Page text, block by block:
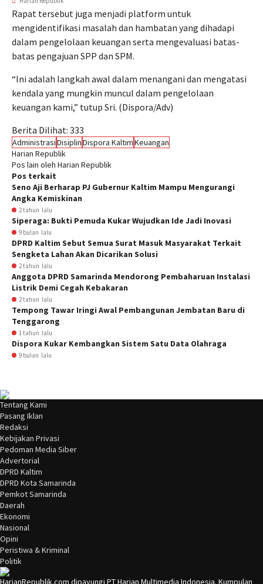
Rapat tersebut juga menjadi platform untuk
mengidentifikasi masalah dan hambatan yang dihadapi
dalam pengelolaan keuangan serta mengevaluasi batas-
batas pengajuan SPP dan SPM.
“Ini adalah langkah awal dalam menangani dan mengatasi
kendala yang mungkin muncul dalam pengelolaan
keuangan kami,” tutup Sri. (Dispora/Adv)
Berita Dilihat: 333
AdministrasiDisiplinDispora KaltimKeuangan
Harian Republik
Pos lain oleh Harian Republik
Pos terkait
Seno Aji Berharap PJ Gubernur Kaltim Mampu Mengurangi
Angka Kemiskinan
2 tahun lalu
Siperaga: Bukti Pemuda Kukar Wujudkan Ide Jadi Inovasi
9 bulan lalu
DPRD Kaltim Sebut Semua Surat Masuk Masyarakat Terkait
Sengketa Lahan Akan Dicarikan Solusi
2 tahun lalu
Anggota DPRD Samarinda Mendorong Pembaharuan Instalasi
Listrik Demi Cegah Kebakaran
2 tahun lalu
Tempong Tawar Iringi Awal Pembangunan Jembatan Baru di
Tenggarong
1 tahun lalu
Dispora Kukar Kembangkan Sistem Satu Data Olahraga
9 bulan lalu
Tentang Kami
Pasang Iklan
Redaksi
Kebijakan Privasi
Pedoman Media Siber
Advertorial
DPRD Kaltim
DPRD Kota Samarinda
Pemkot Samarinda
Daerah
Ekonomi
Nasional
Opini
Peristiwa & Kriminal
Politik
HarianRepublik.com dipayungi PT Harian Multimedia Indonesia. Kumpulan